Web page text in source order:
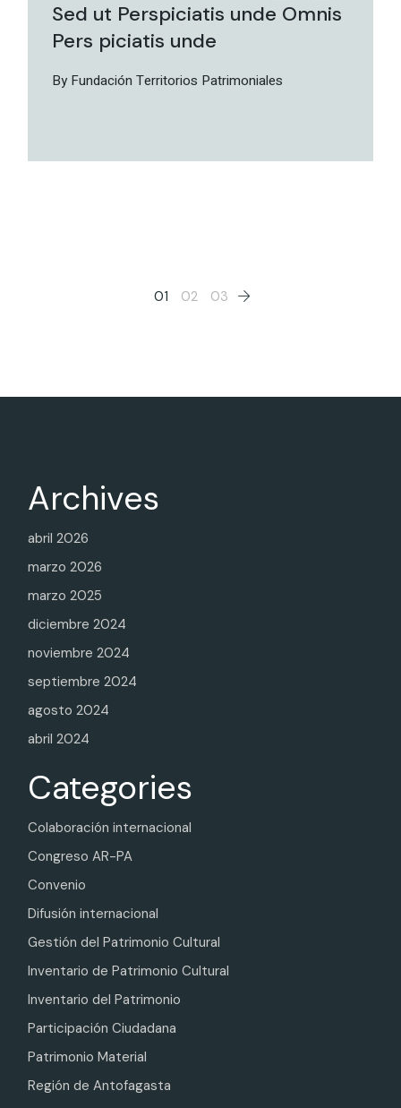
Sed ut Perspiciatis unde Omnis
Pers piciatis unde
By Fundación Territorios Patrimoniales
Paginación
01 02 03
Archives
abril 2026
marzo 2026
marzo 2025
diciembre 2024
noviembre 2024
septiembre 2024
agosto 2024
abril 2024
Categories
Colaboración internacional
Congreso AR-PA
Convenio
Difusión internacional
Gestión del Patrimonio Cultural
Inventario de Patrimonio Cultural
Inventario del Patrimonio
Participación Ciudadana
Patrimonio Material
Región de Antofagasta